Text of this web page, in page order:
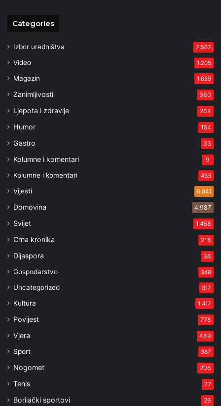
Categories
Izbor uredništva 2.562
Video 1.205
Magazin 1.859
Zanimljivosti 980
Ljepota i zdravlje 264
Humor 154
Gastro 33
Kolumne i komentari 9
Kolumne i komentari 433
Vijesti 6.841
Domovina 4.987
Svijet 1.458
Crna kronika 218
Dijaspora 36
Gospodarstvo 348
Uncategorized 317
Kultura 1.417
Povijest 778
Vjera 489
Sport 387
Nogomet 206
Tenis 77
Borilački sportovi 26